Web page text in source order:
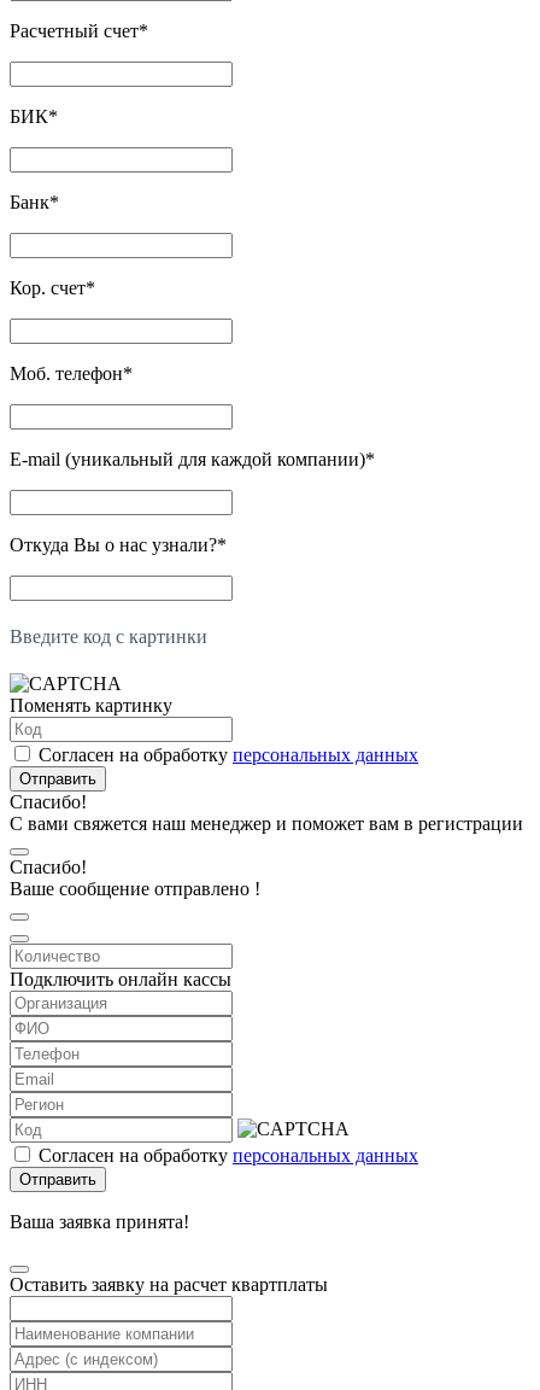
Расчетный счет*
БИК*
Банк*
Кор. счет*
Моб. телефон*
E-mail (уникальный для каждой компании)*
Откуда Вы о нас узнали?*
Введите код с картинки
Поменять картинку
Согласен на обработку персональных данных
Отправить
Спасибо!
С вами свяжется наш менеджер и поможет вам в регистрации
Спасибо!
Ваше сообщение отправлено !
Подключить онлайн кассы
Согласен на обработку персональных данных
Отправить
Ваша заявка принята!
Оставить заявку на расчет квартплаты